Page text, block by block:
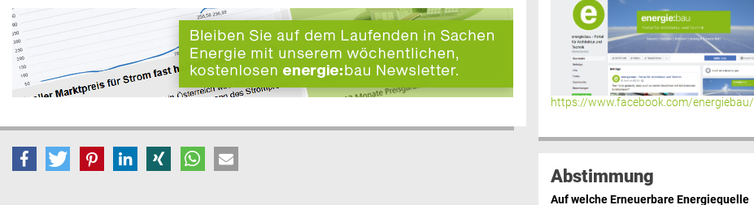
https://www.facebook.com/energiebau/
Abstimmung
Auf welche Erneuerbare Energiequelle